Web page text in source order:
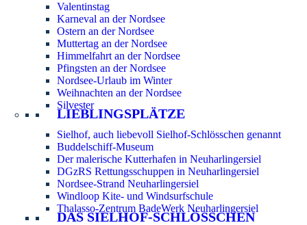
Valentinstag
Karneval an der Nordsee
Ostern an der Nordsee
Muttertag an der Nordsee
Himmelfahrt an der Nordsee
Pfingsten an der Nordsee
Nordsee-Urlaub im Winter
Weihnachten an der Nordsee
Silvester
LIEBLINGSPLÄTZE
Sielhof, auch liebevoll Sielhof-Schlösschen genannt
Buddelschiff-Museum
Der malerische Kutterhafen in Neuharlingersiel
DGzRS Rettungsschuppen in Neuharlingersiel
Nordsee-Strand Neuharlingersiel
Windloop Kite- und Windsurfschule
Thalasso-Zentrum BadeWerk Neuharlingersiel
DAS SIELHOF-SCHLÖSSCHEN